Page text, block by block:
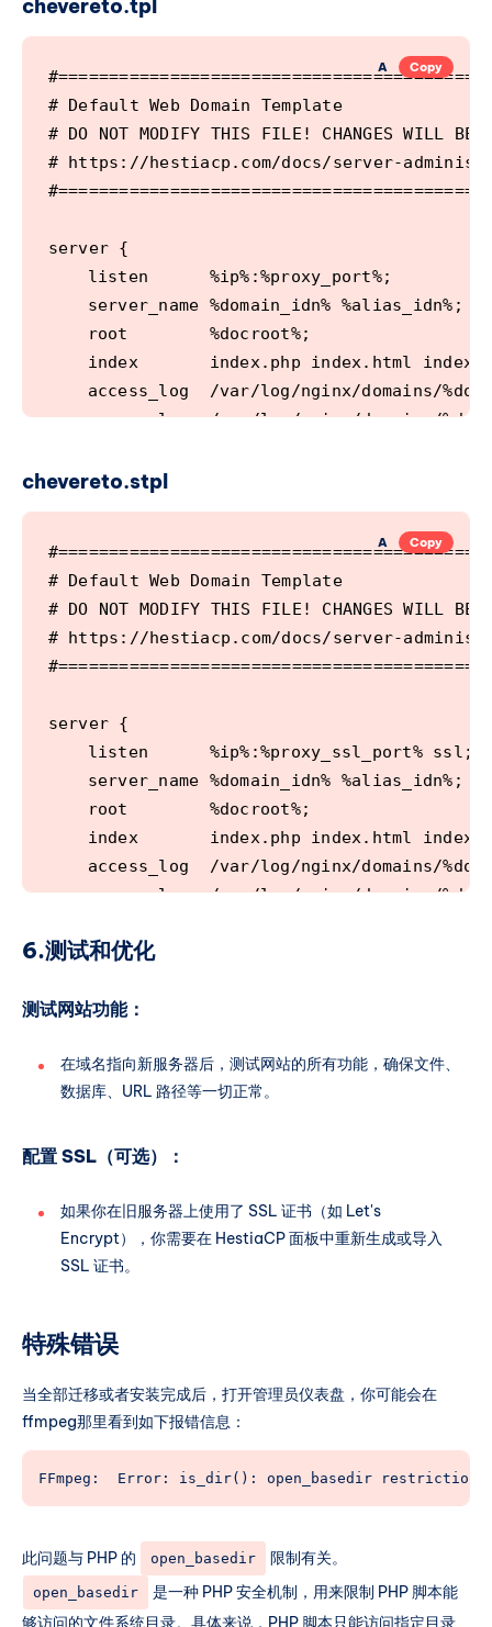
chevereto.tpl
# Default Web Domain Template
# DO NOT MODIFY THIS FILE! CHANGES WILL BE
# https://hestiacp.com/docs/server-
server {
	access_log  /var/log/nginx/domains/%domain%.bytes bytes;
	    # Disable access to sensitive application files
location ~* (app|content|lib)/
        return 404;
location ~*
        return 404;
    }
    location ~* /\.ht {
        return 404;
    }
    location ~* \.(jpe?g|png|gif|webp)$ {
error_page 404 /content/images/
# CORS header (avoids font rendering
add_header Access-Control-Allow-
    # PHP front controller
    location / {
try_files $uri $uri/ /
    }
# Single PHP-entrypoint (disables
		location ~ [^/]\.php(/|$) {
			try_files $uri =404;
			fastcgi_index index.php;
			fastcgi_param SCRIPT_FILENAME $document_root$fastcgi_script_name;
A Copy
chevereto.stpl
# Default Web Domain Template
# DO NOT MODIFY THIS FILE! CHANGES WILL BE
# https://hestiacp.com/docs/server-
server {
	access_log  /var/log/nginx/domains/%domain%.bytes bytes;
	ssl_certificate_key %ssl_key%;
	ssl_stapling_verify on;
	if ($anti_replay = 307) { return 307 https://$host$request_uri; }
	include %home%/%user%/conf/web/%domain%/nginx.hsts.conf*;
	    # Disable access to sensitive application files
        return 404;
    }
    location ~* /\.ht {
        return 404;
    }
A Copy
6.测试和优化
测试网站功能：
在域名指向新服务器后，测试网站的所有功能，确保文件、
数据库、URL 路径等一切正常。
配置 SSL（可选）：
如果你在旧服务器上使用了 SSL 证书（如 Let's
Encrypt），你需要在 HestiaCP 面板中重新生成或导入
SSL 证书。
特殊错误
当全部迁移或者安装完成后，打开管理员仪表盘，你可能会在
ffmpeg那里看到如下报错信息：
FFmpeg:	 Error: is_dir(): open_basedir
此问题与 PHP 的 open_basedir 限制有关。
open_basedir
是一种 PHP 安全机制，用来限制 PHP 脚本能
够访问的文件系统目录。具体来说，PHP 脚本只能访问指定目录